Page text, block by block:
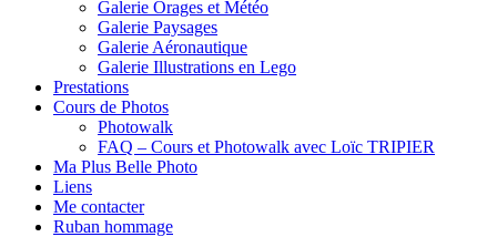
Galerie Orages et Météo
Galerie Paysages
Galerie Aéronautique
Galerie Illustrations en Lego
Prestations
Cours de Photos
Photowalk
FAQ – Cours et Photowalk avec Loïc TRIPIER
Ma Plus Belle Photo
Liens
Me contacter
Ruban hommage